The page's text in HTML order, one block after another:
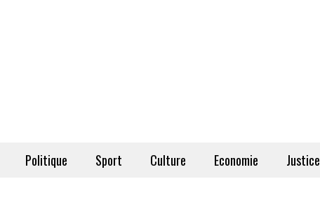
Politique Sport Culture Economie Justice